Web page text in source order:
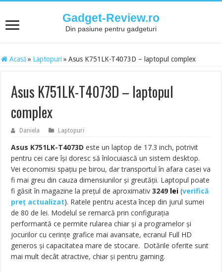
Gadget-Review.ro
Din pasiune pentru gadgeturi
Acasă » Laptopuri » Asus K751LK-T4073D – laptopul complex
Asus K751LK-T4073D – laptopul
complex
Daniela Laptopuri
Asus K751LK-T4073D este un laptop de 17.3 inch, potrivit
pentru cei care își doresc să înlocuiască un sistem desktop.
Vei economisi spațiu pe birou, dar transportul în afara casei va
fi mai greu din cauza dimensiunilor și greutății. Laptopul poate
fi găsit în magazine la prețul de aproximativ3249 lei (verifică
preț actualizat). Ratele pentru acesta încep din jurul sumei
de 80 de lei. Modelul se remarcă prin configurația
performantă ce permite rularea chiar și a programelor și
jocurilor cu cerințe grafice mai avansate, ecranul Full HD
generos și capacitatea mare de stocare. Dotările oferite sunt
mai mult decât atractive, chiar și pentru gaming.